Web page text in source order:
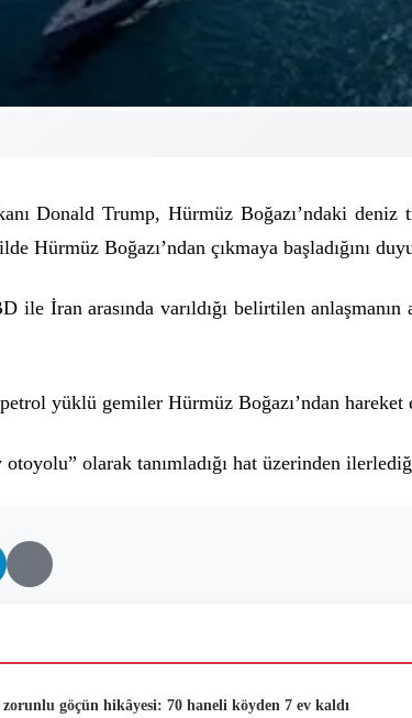
Donald Trump, Hürmüz Boğazı’ndaki
Hürmüz Boğazı’ndan çıkmaya başladığını
ile İran arasında varıldığı belirtilen
yüklü gemiler Hürmüz Boğazı’ndan hareket
olarak tanımladığı hat üzerinden
göçün hikâyesi: 70 haneli köyden 7 ev kaldı